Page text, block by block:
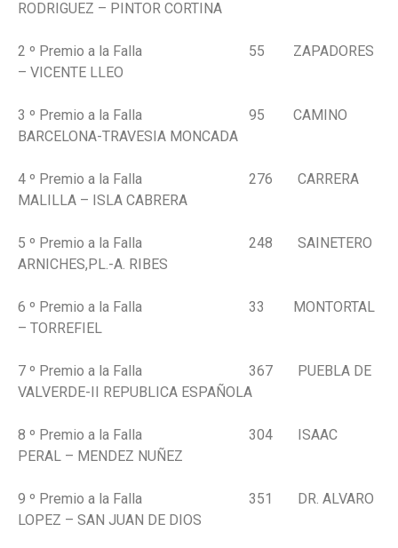
RODRIGUEZ – PINTOR CORTINA
2 º Premio a la Falla 55 ZAPADORES
– VICENTE LLEO
3 º Premio a la Falla 95 CAMINO
BARCELONA-TRAVESIA MONCADA
4 º Premio a la Falla 276 CARRERA
MALILLA – ISLA CABRERA
5 º Premio a la Falla 248 SAINETERO
ARNICHES,PL.-A. RIBES
6 º Premio a la Falla 33 MONTORTAL
– TORREFIEL
7 º Premio a la Falla 367 PUEBLA DE
VALVERDE-II REPUBLICA ESPAÑOLA
8 º Premio a la Falla 304 ISAAC
PERAL – MENDEZ NUÑEZ
9 º Premio a la Falla 351 DR. ALVARO
LOPEZ – SAN JUAN DE DIOS